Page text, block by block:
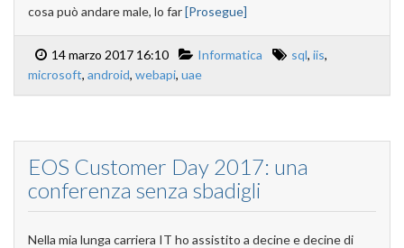
cosa può andare male, lo far[Prosegue]
14 marzo 2017 16:10 Informatica sql, iis,
microsoft, android, webapi, uae
EOS Customer Day 2017: una
conferenza senza sbadigli
Nella mia lunga carriera IT ho assistito a decine e decine di